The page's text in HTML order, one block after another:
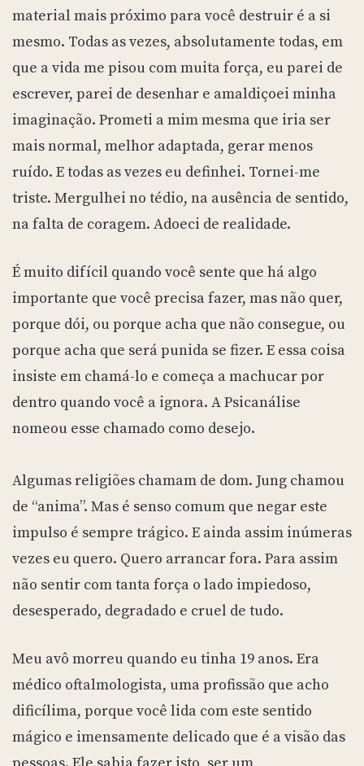
material mais próximo para você destruir é a si
mesmo. Todas as vezes, absolutamente todas, em
que a vida me pisou com muita força, eu parei de
escrever, parei de desenhar e amaldiçoei minha
imaginação. Prometi a mim mesma que iria ser
mais normal, melhor adaptada, gerar menos
ruído. E todas as vezes eu definhei. Tornei-me
triste. Mergulhei no tédio, na ausência de sentido,
na falta de coragem. Adoeci de realidade.
É muito difícil quando você sente que há algo
importante que você precisa fazer, mas não quer,
porque dói, ou porque acha que não consegue, ou
porque acha que será punida se fizer. E essa coisa
insiste em chamá-lo e começa a machucar por
dentro quando você a ignora. A Psicanálise
nomeou esse chamado como desejo.
Algumas religiões chamam de dom. Jung chamou
de “anima”. Mas é senso comum que negar este
impulso é sempre trágico. E ainda assim inúmeras
vezes eu quero. Quero arrancar fora. Para assim
não sentir com tanta força o lado impiedoso,
desesperado, degradado e cruel de tudo.
Meu avô morreu quando eu tinha 19 anos. Era
médico oftalmologista, uma profissão que acho
dificílima, porque você lida com este sentido
mágico e imensamente delicado que é a visão das